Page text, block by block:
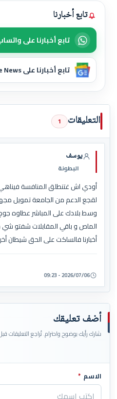
تابع أخبارنا
تابع أخبارنا على
تابع أخبارنا على Google News
التعليقات 1
يوسف
البطونة
أودي اش غتنطلق المنافسة
لقجع الدعم من الجامعة تمويل
وسط بلادك على المباشر عطاوه جوج
الماص و باقي المقابلات شفتو
أخبارنا فالساكت على الحق شيطان
2026/07/06 - 09:23
أضف تعليقك
شارك رأيك بوضوح واحترام. تُراجع التعليقات
اترك هذا الحقل فارغاً
الاسم *